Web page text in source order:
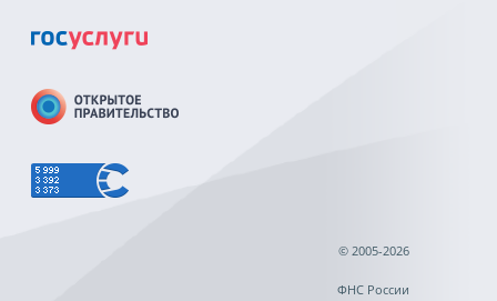
© 2005-2026
ФНС России